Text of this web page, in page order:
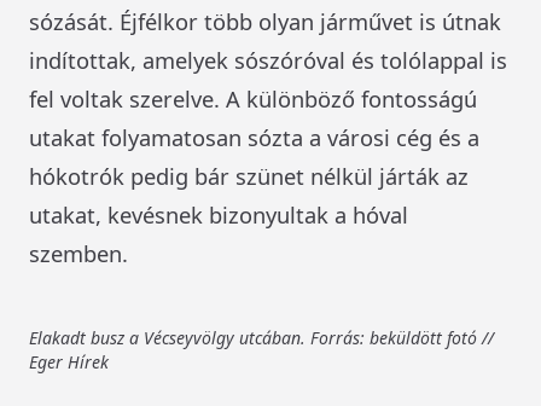
sózását. Éjfélkor több olyan járművet is útnak
indítottak, amelyek sószóróval és tolólappal is
fel voltak szerelve. A különböző fontosságú
utakat folyamatosan sózta a városi cég és a
hókotrók pedig bár szünet nélkül járták az
utakat, kevésnek bizonyultak a hóval
szemben.
Elakadt busz a Vécseyvölgy utcában. Forrás: beküldött fotó //
Eger Hírek